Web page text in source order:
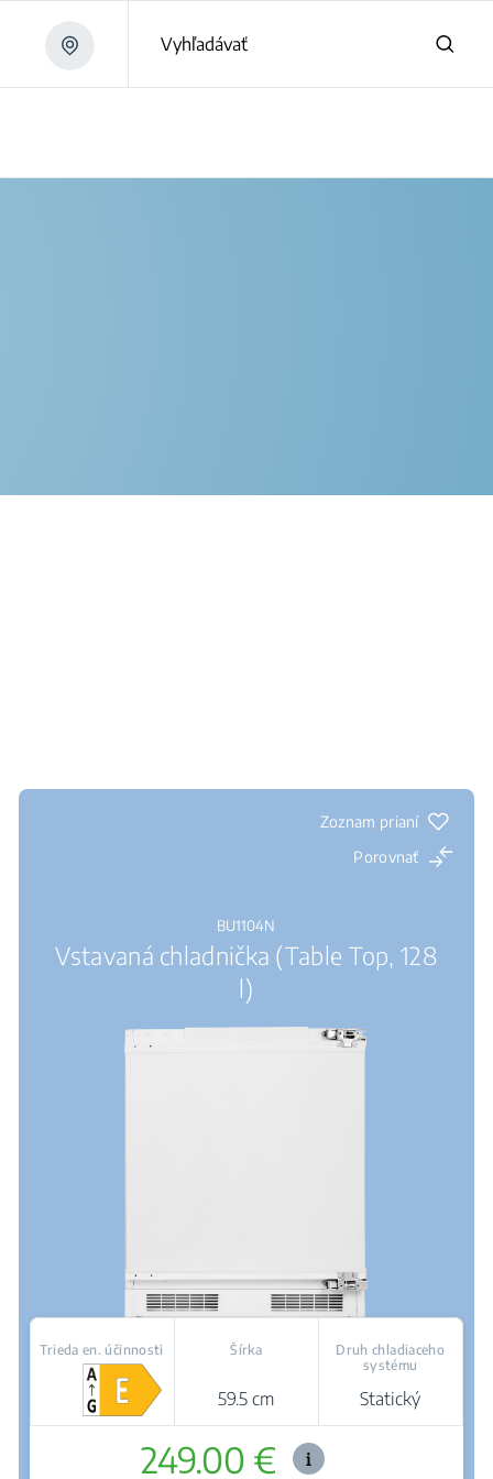
Vyhľadávať
Zoznam prianí
Porovnať
BU1104N
Vstavaná chladnička (Table Top, 128
l)
Trieda en. účinnosti Šírka
59.5 cm
Druh chladiaceho
systému
Statický
249.00 €